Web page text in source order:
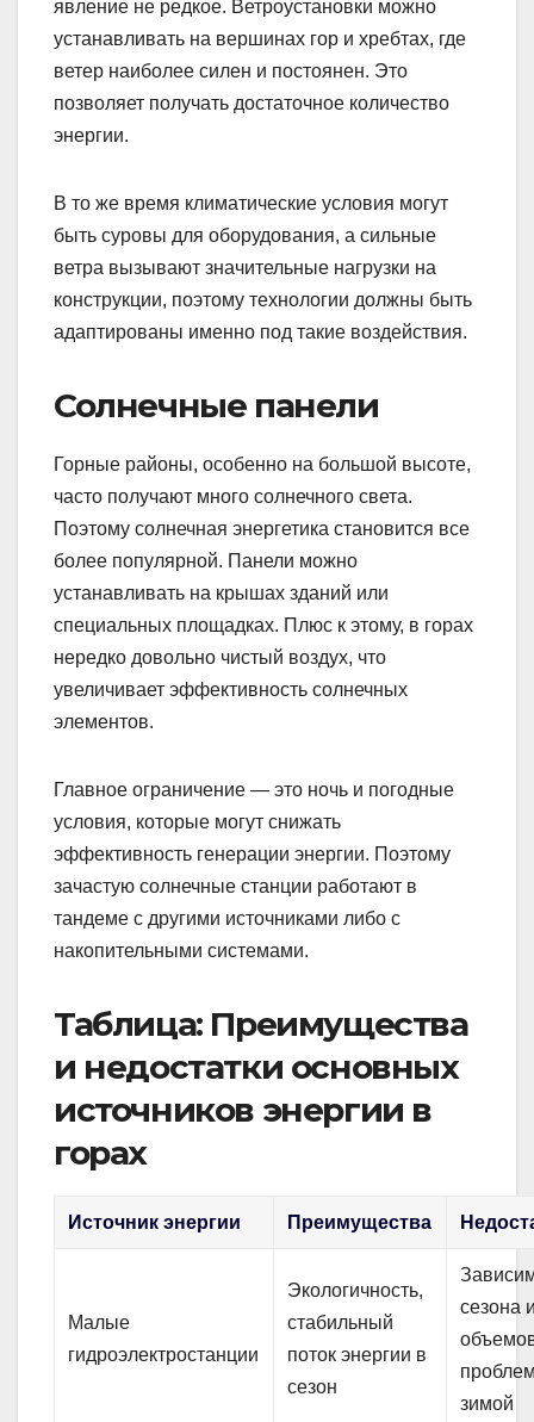
явление не редкое. Ветроустановки можно
устанавливать на вершинах гор и хребтах, где
ветер наиболее силен и постоянен. Это
позволяет получать достаточное количество
энергии.
В то же время климатические условия могут
быть суровы для оборудования, а сильные
ветра вызывают значительные нагрузки на
конструкции, поэтому технологии должны быть
адаптированы именно под такие воздействия.
Солнечные панели
Горные районы, особенно на большой высоте,
часто получают много солнечного света.
Поэтому солнечная энергетика становится все
более популярной. Панели можно
устанавливать на крышах зданий или
специальных площадках. Плюс к этому, в горах
нередко довольно чистый воздух, что
увеличивает эффективность солнечных
элементов.
Главное ограничение — это ночь и погодные
условия, которые могут снижать
эффективность генерации энергии. Поэтому
зачастую солнечные станции работают в
тандеме с другими источниками либо с
накопительными системами.
Таблица: Преимущества
и недостатки основных
источников энергии в
горах
Источник энергии Преимущества
Малые
гидроэлектростанции
Экологичность,
стабильный
поток энергии в
сезон
сезона
зимой